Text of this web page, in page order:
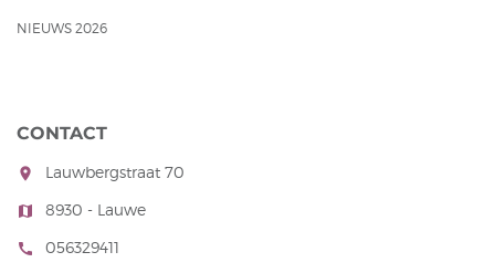
NIEUWS 2026
CONTACT
room Lauwbergstraat 70
map 8930 - Lauwe
call 056329411